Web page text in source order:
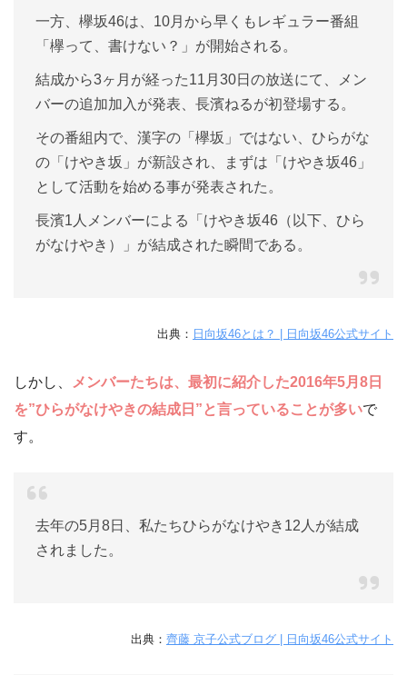
一方、欅坂46は、10月から早くもレギュラー番組
「欅って、書けない？」が開始される。
結成から3ヶ月が経った11月30日の放送にて、メン
バーの追加加入が発表、長濱ねるが初登場する。
その番組内で、漢字の「欅坂」ではない、ひらがな
の「けやき坂」が新設され、まずは「けやき坂46」
として活動を始める事が発表された。
長濱1人メンバーによる「けやき坂46（以下、ひら
がなけやき）」が結成された瞬間である。
出典： 日向坂46とは？ | 日向坂46公式サイト
しかし、
メンバーたちは、最初に紹介した2016年5月8日
を”ひらがなけやきの結成日”と言っていることが多いで
す。
去年の5月8日、私たちひらがなけやき12人が結成
されました。
出典： 齊藤 京子公式ブログ | 日向坂46公式サイト